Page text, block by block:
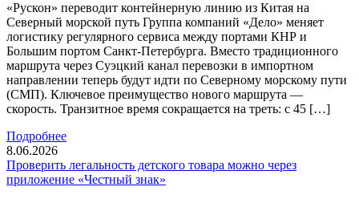
«Рускон» переводит контейнерную линию из Китая на
Северный морской путь Группа компаний «Дело» меняет
логистику регулярного сервиса между портами КНР и
Большим портом Санкт-Петербурга. Вместо традиционного
маршрута через Суэцкий канал перевозки в импортном
направлении теперь будут идти по Северному морскому пути
(СМП). Ключевое преимущество нового маршрута —
скорость. Транзитное время сокращается на треть: с 45 […]
Подробнее
8.06.2026
Проверить легальность детского товара можно через
приложение «Честный знак»